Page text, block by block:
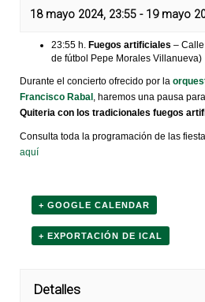
18 mayo 2024, 23:55 - 19 mayo
23:55 h. Fuegos artificiales –
de fútbol Pepe Morales Villanueva)
Durante el concierto ofrecido por la
Francisco Rabal , haremos una pausa para
Quiteria con los tradicionales fuegos
Consulta toda la programación de las
aquí
+ GOOGLE CALENDAR
+ EXPORTACIÓN DE ICAL
Detalles